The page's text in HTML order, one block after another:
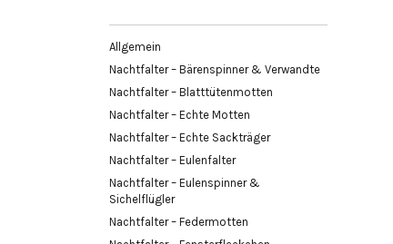
Allgemein
Nachtfalter – Bärenspinner & Verwandte
Nachtfalter – Blatttütenmotten
Nachtfalter – Echte Motten
Nachtfalter – Echte Sackträger
Nachtfalter – Eulenfalter
Nachtfalter – Eulenspinner &
Sichelflügler
Nachtfalter – Federmotten